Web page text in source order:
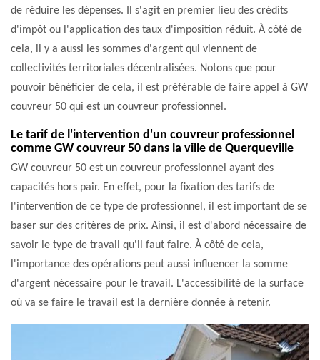
de réduire les dépenses. Il s'agit en premier lieu des crédits
d'impôt ou l'application des taux d'imposition réduit. À côté de
cela, il y a aussi les sommes d'argent qui viennent de
collectivités territoriales décentralisées. Notons que pour
pouvoir bénéficier de cela, il est préférable de faire appel à GW
couvreur 50 qui est un couvreur professionnel.
Le tarif de l'intervention d'un couvreur professionnel
comme GW couvreur 50 dans la ville de Querqueville
GW couvreur 50 est un couvreur professionnel ayant des
capacités hors pair. En effet, pour la fixation des tarifs de
l'intervention de ce type de professionnel, il est important de se
baser sur des critères de prix. Ainsi, il est d'abord nécessaire de
savoir le type de travail qu'il faut faire. À côté de cela,
l'importance des opérations peut aussi influencer la somme
d'argent nécessaire pour le travail. L'accessibilité de la surface
où va se faire le travail est la dernière donnée à retenir.